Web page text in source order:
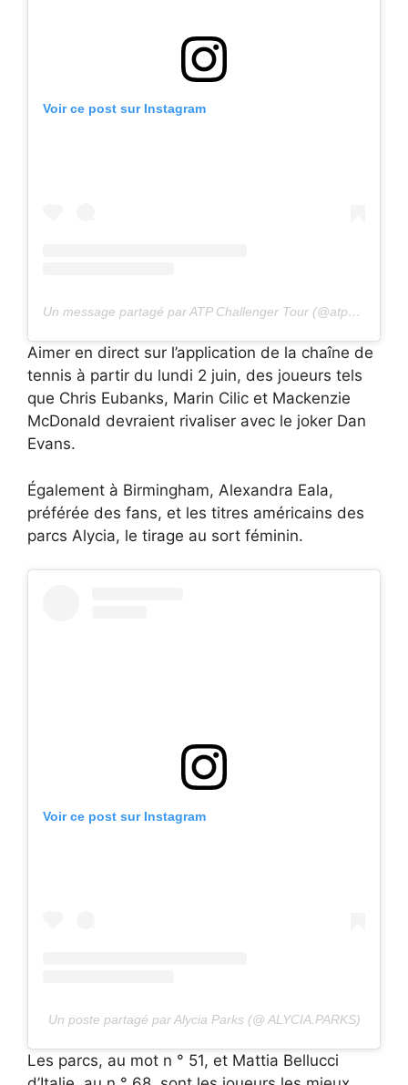
Voir ce post sur Instagram
Un message partagé par ATP Challenger Tour (@atpchallengtour)
Aimer en direct sur l’application de la chaîne de
tennis à partir du lundi 2 juin, des joueurs tels
que Chris Eubanks, Marin Cilic et Mackenzie
McDonald devraient rivaliser avec le joker Dan
Evans.
Également à Birmingham, Alexandra Eala,
préférée des fans, et les titres américains des
parcs Alycia, le tirage au sort féminin.
Voir ce post sur Instagram
Un poste partagé par Alycia Parks (@ ALYCIA.PARKS)
Les parcs, au mot n ° 51, et Mattia Bellucci